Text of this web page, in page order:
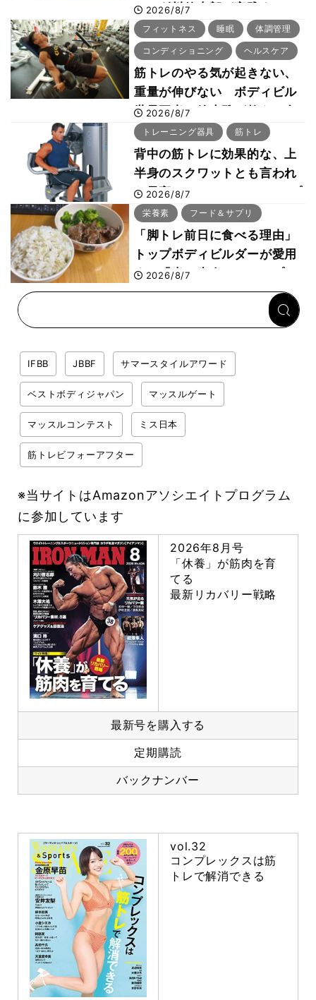
ー・刈川啓志郎が実践する
「回復習慣」
2026/8/7
フィットネス 睡眠 体調管理
コンディショニング ヘルスケア
筋トレのやる気が起きない、
重量が伸びない ボディビル
世界王者・鈴木雅が教える食
事・睡眠・呼吸の整え方
2026/8/7
トレーニング器具 筋トレ
背中の筋トレに効果的な、上
半身のスクワットとも言われ
た最高マシン“ノーチラス・プ
ルオーバーマシン”とは？
2026/8/7
栄養素 フード＆サプリ
「脚トレ前日に食べる理由」
トップボディビルダーが愛用
する「米＋牛肉」のシンプル
回復メシとは？
2026/8/7
IFBB JBBF サマースタイルアワード
ベストボディジャパン マッスルゲート
マッスルコンテスト ミス日本
筋トレビフォーアフター
※当サイトはAmazonアソシエイトプログラム
に参加しています
2026年8月号
「休養」が筋肉を育
てる
最新リカバリー戦略
最新号を購入する
定期購読
バックナンバー
vol.32
コンプレックスは筋
トレで解消できる